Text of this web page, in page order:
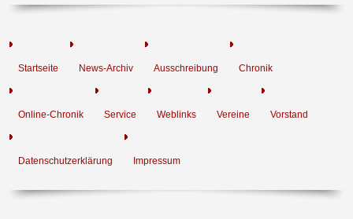
Startseite News-Archiv Ausschreibung Chronik
Online-Chronik Service Weblinks Vereine Vorstand
Datenschutzerklärung Impressum